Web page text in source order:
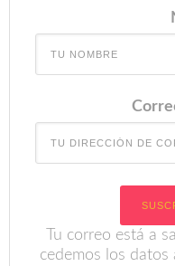
Tu correo está a
cedemos los datos